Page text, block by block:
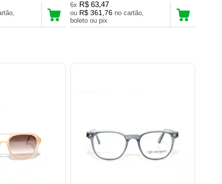
6x R$ 63,47
ou R$ 361,76 no cartão,
boleto ou pix